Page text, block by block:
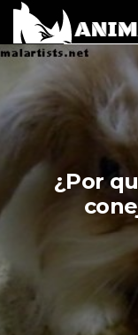
¿Por